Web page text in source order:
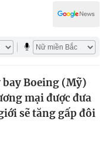
Boeing (Mỹ)
mại được đưa
sẽ tăng gấp đôi